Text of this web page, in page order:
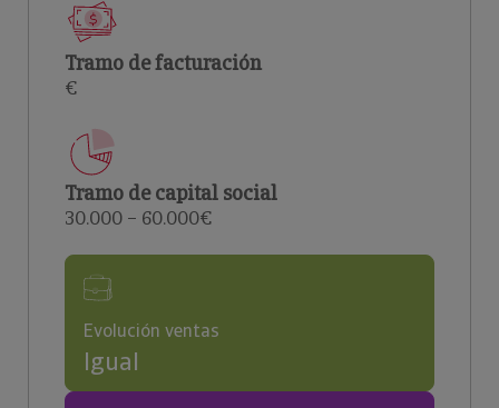
Tramo de facturación
€
Tramo de capital social
30.000 – 60.000€
Evolución ventas
Igual